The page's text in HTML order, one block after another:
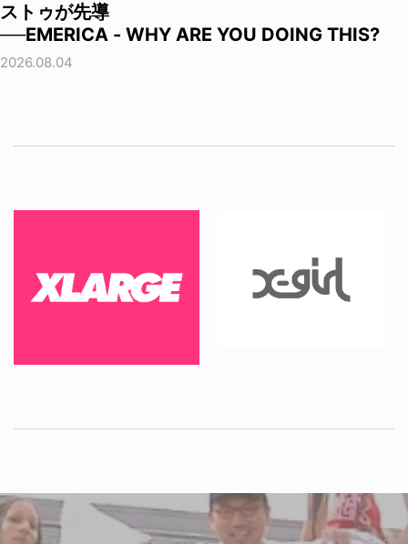
ストゥが先導
──EMERICA - WHY ARE YOU DOING THIS?
2026.08.04